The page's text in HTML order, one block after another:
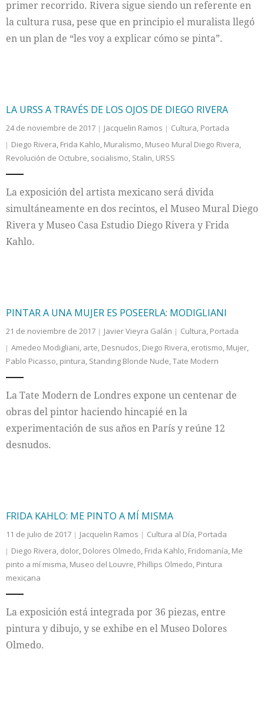
primer recorrido. Rivera sigue siendo un referente en
la cultura rusa, pese que en principio el muralista llegó
en un plan de “les voy a explicar cómo se pinta”.
LA URSS A TRAVÉS DE LOS OJOS DE DIEGO RIVERA
24 de noviembre de 2017 Jacquelin Ramos Cultura, Portada
Diego Rivera, Frida Kahlo, Muralismo, Museo Mural Diego Rivera,
Revolución de Octubre, socialismo, Stalin, URSS
La exposición del artista mexicano será divida
simultáneamente en dos recintos, el Museo Mural Diego
Rivera y Museo Casa Estudio Diego Rivera y Frida
Kahlo.
PINTAR A UNA MUJER ES POSEERLA: MODIGLIANI
21 de noviembre de 2017 Javier Vieyra Galán Cultura, Portada
Amedeo Modigliani, arte, Desnudos, Diego Rivera, erotismo, Mujer,
Pablo Picasso, pintura, Standing Blonde Nude,Tate Modern
La Tate Modern de Londres expone un centenar de
obras del pintor haciendo hincapié en la
experimentación de sus años en París y reúne 12
desnudos.
FRIDA KAHLO: ME PINTO A MÍ MISMA
11 de julio de 2017 Jacquelin Ramos Cultura al Día, Portada
Diego Rivera, dolor, Dolores Olmedo, Frida Kahlo, Fridomanía, Me
pinto a mí misma, Museo del Louvre, Phillips Olmedo, Pintura
mexicana
La exposición está integrada por 36 piezas, entre
pintura y dibujo, y se exhibe en el Museo Dolores
Olmedo.